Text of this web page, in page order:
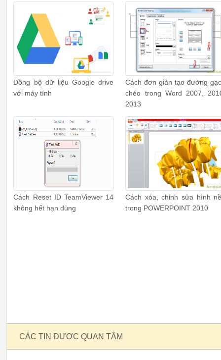
Đồng bộ dữ liệu Google drive
với máy tính
Cách đơn giản tạo đường
chéo trong Word 2007,
2013
Cách Reset ID TeamViewer 14
không hết hạn dùng
Cách xóa, chỉnh sửa hình
trong POWERPOINT 2010
CÁC TIN ĐƯỢC QUAN TÂM